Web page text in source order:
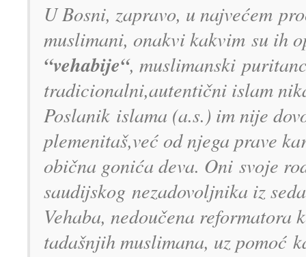
U Bosni, zapravo, u najvećem
muslimani, onakvi kakvim su ih
“vehabije“, muslimanski
tradicionalni,autentični islam
Poslanik islama (a.s.) im nije
plemenitaš,već od njega prave
obična gonića deva. Oni svoje
saudijskog nezadovoljnika iz
Vehaba, nedoučena
tadašnjih muslimana, uz pomoć